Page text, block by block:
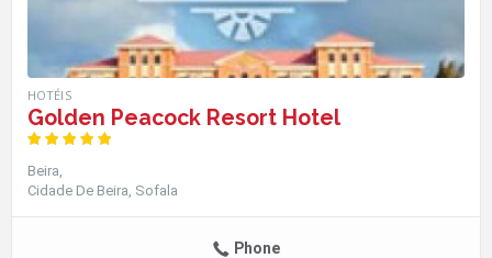
HOTÉIS
Golden Peacock Resort Hotel
Beira
Cidade De Beira Sofala
Phone